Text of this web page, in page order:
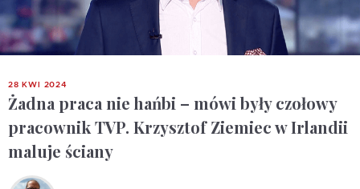
28 KWI 2024
Żadna praca nie hańbi – mówi były czołowy
pracownik TVP. Krzysztof Ziemiec w Irlandii
maluje ściany